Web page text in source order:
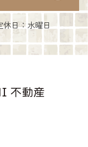
休日：水曜日